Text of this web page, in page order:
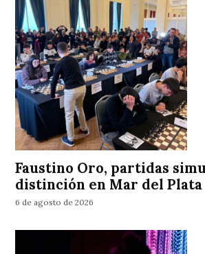
Faustino Oro, partidas
distinción en Mar del Plata
6 de agosto de 2026